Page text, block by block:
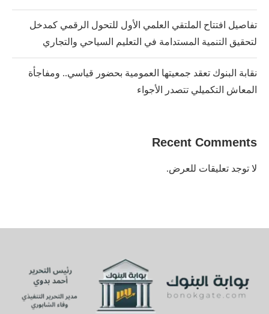
تفاصيل افتتاح الملتقي العلمي الأول للتحول الرقمي كمدخل
لتحقيق التنمية المستدامة في التعليم السياحي والتجاري
نقابة البنوك تعقد جمعيتها العمومية بحضور قياسي.. ومفاجأة
المعاش التكميلي تتصدر الأجواء
Recent Comments
لا توجد تعليقات للعرض.